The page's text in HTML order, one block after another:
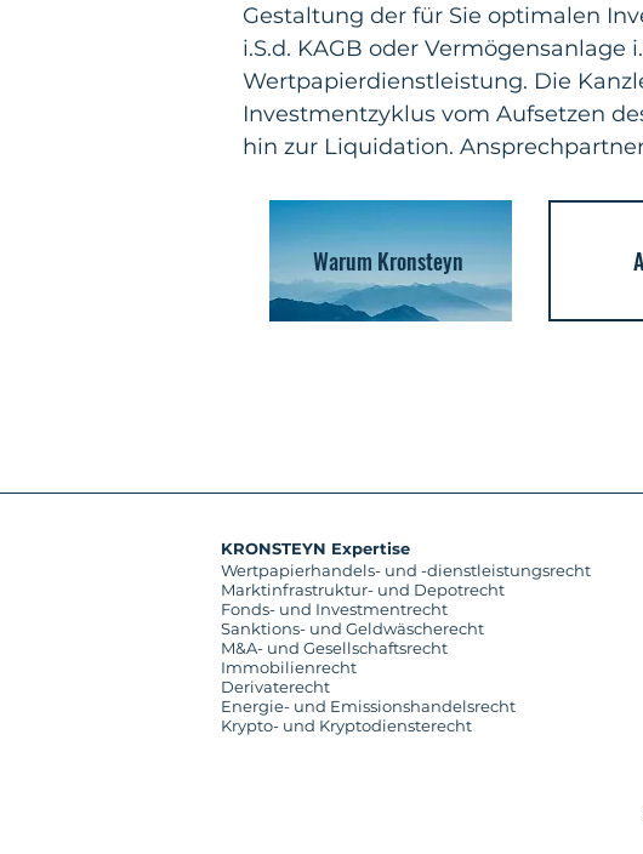
Gestaltung der für Sie optimalen
i.S.d. KAGB oder Vermögensanlage
Wertpapierdienstleistung. Die
Investmentzyklus vom Aufsetzen
hin zur Liquidation.
Warum Kronsteyn
KRONSTEYN Expertise
Wertpapierhandels- und -dienstleistungsrecht
Marktinfrastruktur- und Depotrecht
Fonds- und Investmentrecht
Sanktions- und Geldwäscherecht
Immobilienrecht
Derivaterecht
Energie- und Emissionshandelsrecht
Krypto- und Kryptodiensterecht
M&A- und Gesellschaftsrecht